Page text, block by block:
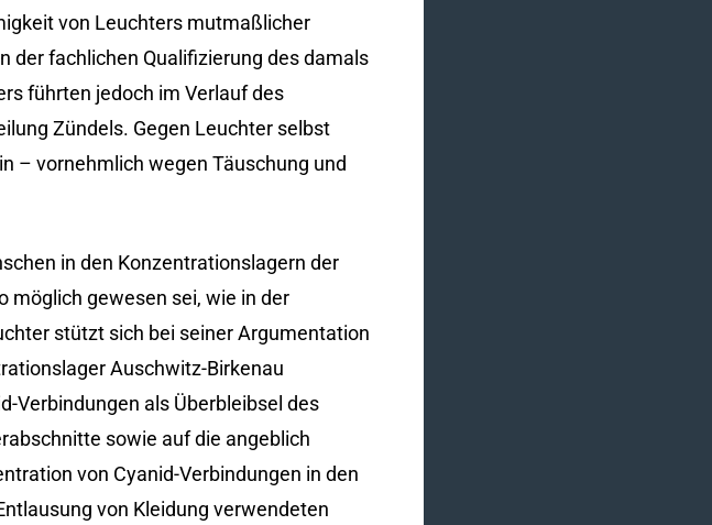
von Leuchters mutmaßlicher
der fachlichen Qualifizierung des damals
führten jedoch im Verlauf des
Zündels. Gegen Leuchter selbst
– vornehmlich wegen Täuschung und
in den Konzentrationslagern der
möglich gewesen sei, wie in der
stützt sich bei seiner Argumentation
Auschwitz-Birkenau
Verbindungen als Überbleibsel des
sowie auf die angeblich
von Cyanid-Verbindungen in den
von Kleidung verwendeten